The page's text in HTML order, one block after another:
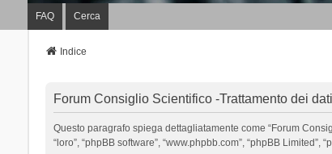
FAQ Cerca
Indice
Forum Consiglio Scientifico -Trattamento dei
Questo paragrafo spiega dettagliatamente come “Forum
“loro”, “phpBB software”, “www.phpbb.com”, “phpBB